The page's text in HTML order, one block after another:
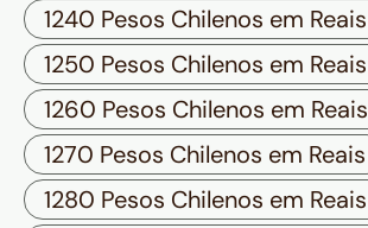
1240 Pesos Chilenos em Reais
1250 Pesos Chilenos em Reais
1260 Pesos Chilenos em Reais
1270 Pesos Chilenos em Reais
1280 Pesos Chilenos em Reais